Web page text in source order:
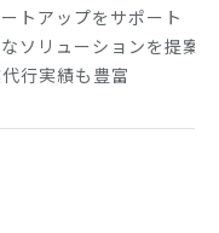
トアップをサポート
ソリューションを提案
行実績も豊富